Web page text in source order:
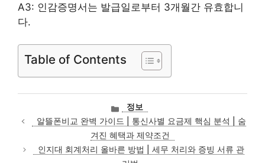
A3: 인감증명서는 발급일로부터 3개월간 유효합니
다.
Table of Contents
카
테
고
리
정보
알뜰폰비교 완벽 가이드 | 통신사별 요금제 핵심 분석 | 숨
겨진 혜택과 제약조건
인지대 회계처리 올바른 방법 | 세무 처리와 증빙 서류 관